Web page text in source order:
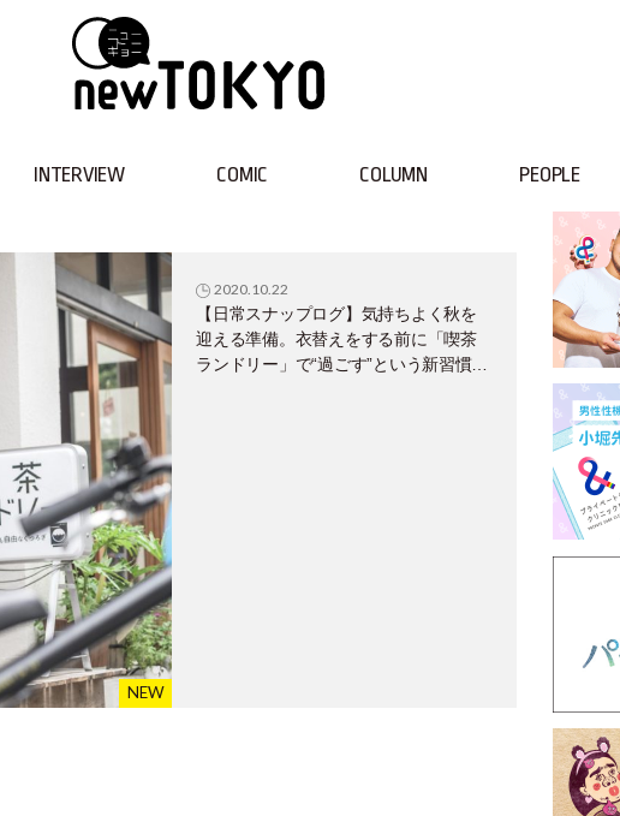
INTERVIEW COMIC COLUMN PEOPLE
2020.10.22
【日常スナップログ】気持ちよく秋を
迎える準備。衣替えをする前に「喫茶
ランドリー」で“過ごす”という新習慣 #